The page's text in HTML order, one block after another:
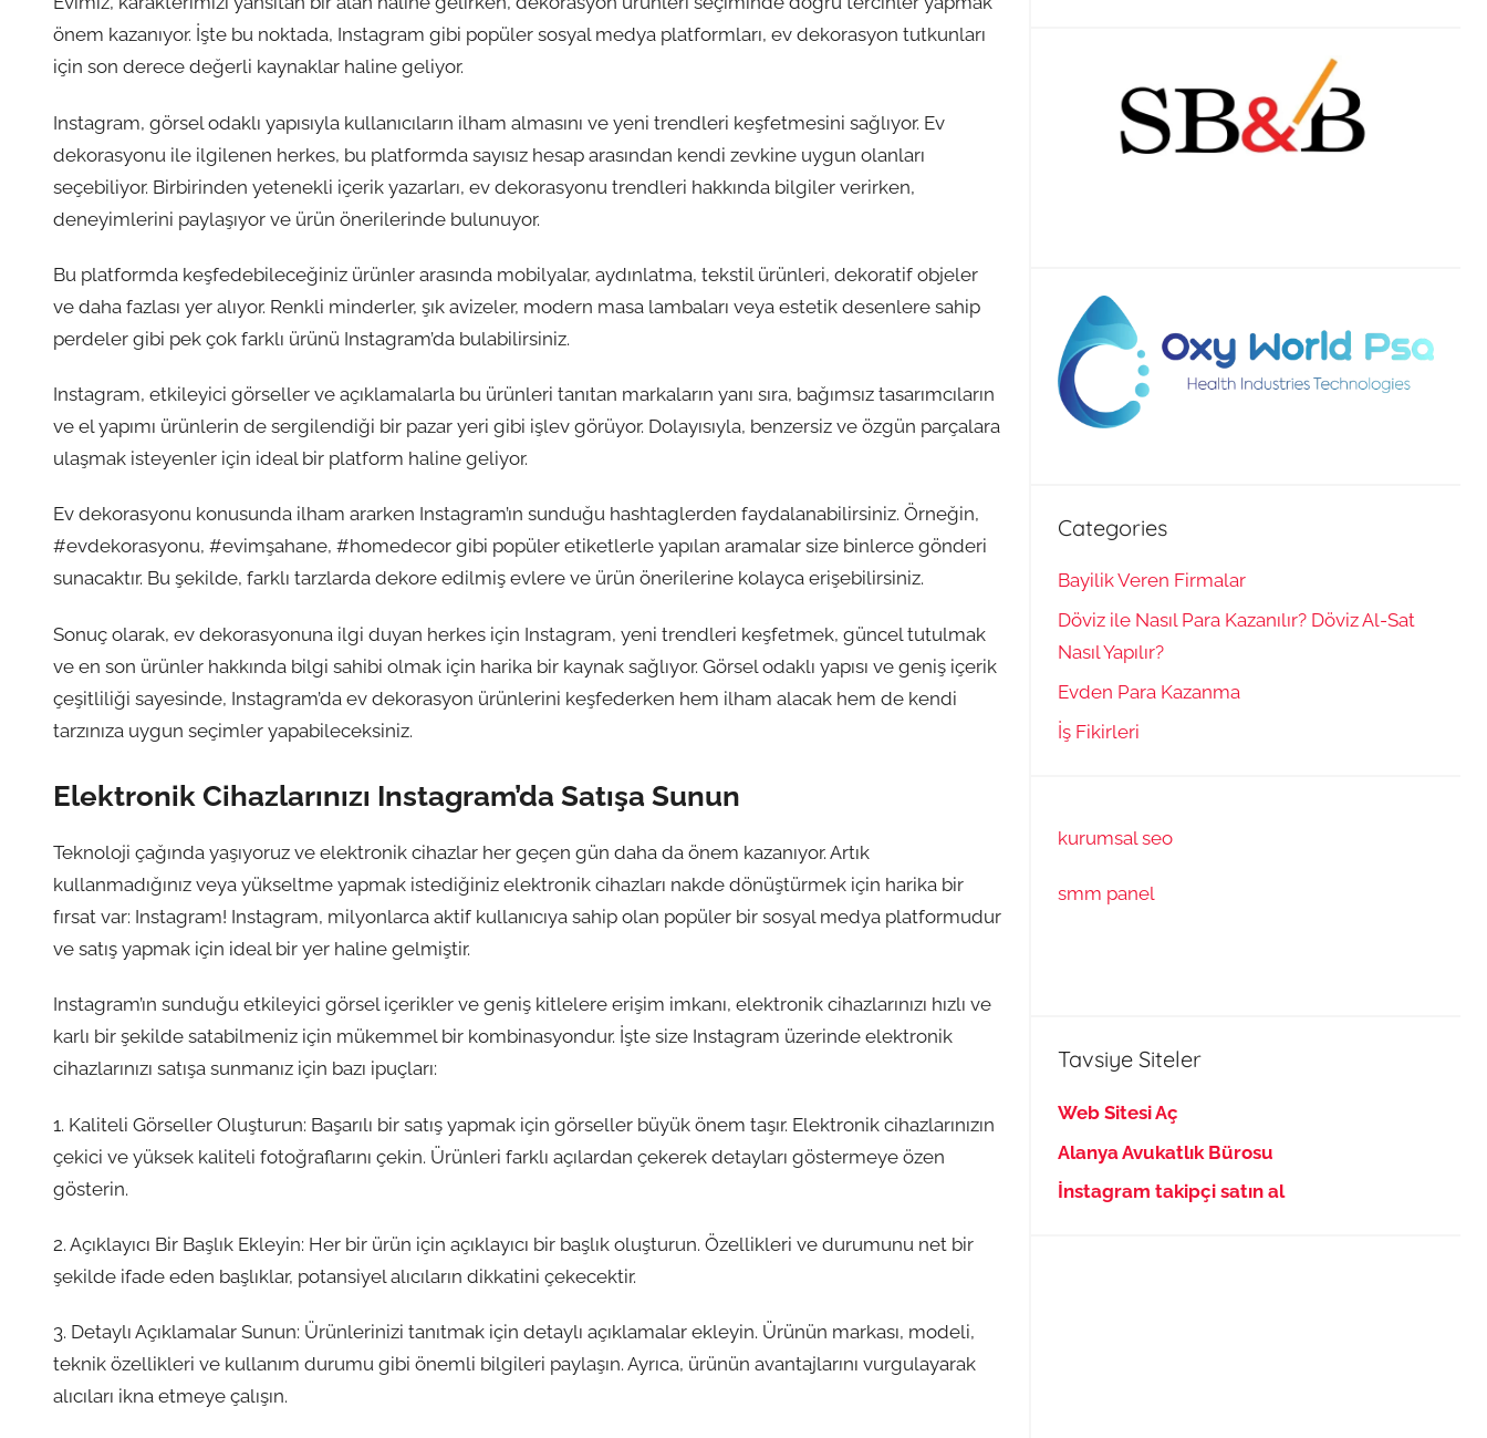
önem kazanıyor. İşte bu noktada, Instagram gibi popüler sosyal medya platformları, ev dekorasyon tutkunları
için son derece değerli kaynaklar haline geliyor.
Instagram, görsel odaklı yapısıyla kullanıcıların ilham almasını ve yeni trendleri keşfetmesini sağlıyor. Ev
dekorasyonu ile ilgilenen herkes, bu platformda sayısız hesap arasından kendi zevkine uygun olanları
seçebiliyor. Birbirinden yetenekli içerik yazarları, ev dekorasyonu trendleri hakkında bilgiler verirken,
deneyimlerini paylaşıyor ve ürün önerilerinde bulunuyor.
Bu platformda keşfedebileceğiniz ürünler arasında mobilyalar, aydınlatma, tekstil ürünleri, dekoratif objeler
ve daha fazlası yer alıyor. Renkli minderler, şık avizeler, modern masa lambaları veya estetik desenlere sahip
perdeler gibi pek çok farklı ürünü Instagram’da bulabilirsiniz.
Instagram, etkileyici görseller ve açıklamalarla bu ürünleri tanıtan markaların yanı sıra, bağımsız tasarımcıların
ve el yapımı ürünlerin de sergilendiği bir pazar yeri gibi işlev görüyor. Dolayısıyla, benzersiz ve özgün parçalara
ulaşmak isteyenler için ideal bir platform haline geliyor.
Ev dekorasyonu konusunda ilham ararken Instagram’ın sunduğu hashtaglerden faydalanabilirsiniz. Örneğin,
#evdekorasyonu, #evimşahane, #homedecor gibi popüler etiketlerle yapılan aramalar size binlerce gönderi
sunacaktır. Bu şekilde, farklı tarzlarda dekore edilmiş evlere ve ürün önerilerine kolayca erişebilirsiniz.
Sonuç olarak, ev dekorasyonuna ilgi duyan herkes için Instagram, yeni trendleri keşfetmek, güncel tutulmak
ve en son ürünler hakkında bilgi sahibi olmak için harika bir kaynak sağlıyor. Görsel odaklı yapısı ve geniş içerik
çeşitliliği sayesinde, Instagram’da ev dekorasyon ürünlerini keşfederken hem ilham alacak hem de kendi
tarzınıza uygun seçimler yapabileceksiniz.
Elektronik Cihazlarınızı Instagram’da Satışa Sunun
Teknoloji çağında yaşıyoruz ve elektronik cihazlar her geçen gün daha da önem kazanıyor. Artık
kullanmadığınız veya yükseltme yapmak istediğiniz elektronik cihazları nakde dönüştürmek için harika bir
fırsat var: Instagram! Instagram, milyonlarca aktif kullanıcıya sahip olan popüler bir sosyal medya platformudur
ve satış yapmak için ideal bir yer haline gelmiştir.
Instagram’ın sunduğu etkileyici görsel içerikler ve geniş kitlelere erişim imkanı, elektronik cihazlarınızı hızlı ve
karlı bir şekilde satabilmeniz için mükemmel bir kombinasyondur. İşte size Instagram üzerinde elektronik
cihazlarınızı satışa sunmanız için bazı ipuçları:
1. Kaliteli Görseller Oluşturun: Başarılı bir satış yapmak için görseller büyük önem taşır. Elektronik cihazlarınızın
çekici ve yüksek kaliteli fotoğraflarını çekin. Ürünleri farklı açılardan çekerek detayları göstermeye özen
gösterin.
2. Açıklayıcı Bir Başlık Ekleyin: Her bir ürün için açıklayıcı bir başlık oluşturun. Özellikleri ve durumunu net bir
şekilde ifade eden başlıklar, potansiyel alıcıların dikkatini çekecektir.
3. Detaylı Açıklamalar Sunun: Ürünlerinizi tanıtmak için detaylı açıklamalar ekleyin. Ürünün markası, modeli,
teknik özellikleri ve kullanım durumu gibi önemli bilgileri paylaşın. Ayrıca, ürünün avantajlarını vurgulayarak
alıcıları ikna etmeye çalışın.
Categories
Bayilik Veren Firmalar
Döviz ile Nasıl Para Kazanılır? Döviz Al-Sat
Nasıl Yapılır?
Evden Para Kazanma
İş Fikirleri
kurumsal seo
smm panel
Tavsiye Siteler
Web Sitesi Aç
Alanya Avukatlık Bürosu
İnstagram takipçi satın al